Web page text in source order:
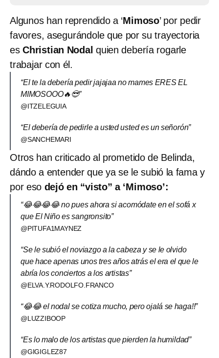
Algunos han reprendido a ‘Mimoso’ por pedir
favores, asegurándole que por su trayectoria
es Christian Nodal quien debería rogarle
trabajar con él.
“El te la debería pedir jajajaa no mames ERES EL
MIMOSOOO🔥😎”
@ITZELEGUIA
“El debería de pedirle a usted usted es un señorón”
@SANCHEMARI
Otros han criticado al prometido de Belinda,
dándo a entender que ya se le subió la fama y
por eso dejó en “visto” a ‘Mimoso’:
“😂😂😂😂 no pues ahora si acomódate en el sofá x
que El Niño es sangronsito”
@PITUFA1MAYNEZ
“Se le subió el noviazgo a la cabeza y se le olvido
que hace apenas unos tres años atrás el era el que le
abría los conciertos a los artistas”
@ELVA.Y.RODOLFO.FRANCO
“😂😂 el nodal se cotiza mucho, pero ojalá se haga!!”
@LUZZIBOOP
“Es lo malo de los artistas que pierden la humildad”
@GIGIGLEZ87